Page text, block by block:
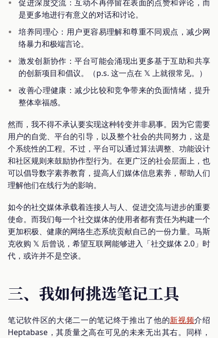
促进深度交流：互动不再停留在表面的点赞和评论，而
是更多地进行有意义的对话和讨论。
培养同理心：用户更容易理解和尊重不同观点，减少网
络暴力和极端言论。
激发创新协作：平台可能会涌现出更多基于互助和共享
的创新项目和倡议。（p.s. 这一点在 𝕏 上就很常见。）
改善心理健康：减少比较和竞争带来的负面情绪，提升
整体幸福感。
然而，我不得不承认要实现这种转变并非易事。因为它需要
用户的自觉、平台的引导，以及整个社会的共同努力，这是
个系统性的工程。不过，平台可以通过算法调整、功能设计
和社区规则来鼓励协作型行为。在更广泛的社会层面上，也
可以倡导数字素养教育，提高人们媒体信息素养，帮助人们
理解他们在线行为的影响。
如今的社交媒体承载着连接人与人、促进交流与进步的重要
使命。而我们每一个社交媒体的使用者都有责任为构建一个
更加积极、健康的网络生态系统贡献自己的一份力量。马斯
克收购 𝕏 后曾说，希望互联网能够进入「社交媒体 2.0」时
代，或许并不是空谈。
三、我如何挑选笔记工具
笔记软件区的大佬二一的笔记终于推出了他的新视频介绍
Heptabase，其质量之高在可见的未来无出其右。同样，